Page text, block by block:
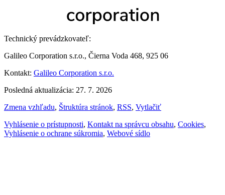
Technický prevádzkovateľ:
Galileo Corporation s.r.o., Čierna Voda 468, 925 06
Kontakt: Galileo Corporation s.r.o.
Posledná aktualizácia: 27. 7. 2026
Zmena vzhľadu, Štruktúra stránok, RSS, Vytlačiť
Vyhlásenie o prístupnosti, Kontakt na správcu obsahu, Cookies,
Vyhlásenie o ochrane súkromia, Webové sídlo